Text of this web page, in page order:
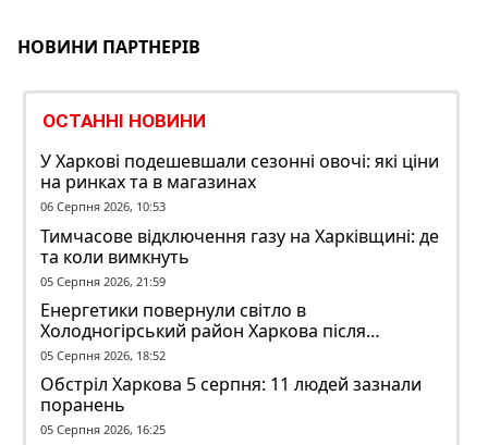
НОВИНИ ПАРТНЕРІВ
ОСТАННІ НОВИНИ
У Харкові подешевшали сезонні овочі: які ціни
на ринках та в магазинах
06 Серпня 2026, 10:53
Тимчасове відключення газу на Харківщині: де
та коли вимкнуть
05 Серпня 2026, 21:59
Енергетики повернули світло в
Холодногірський район Харкова після
ворожого обстрілу
05 Серпня 2026, 18:52
Обстріл Харкова 5 серпня: 11 людей зазнали
поранень
05 Серпня 2026, 16:25